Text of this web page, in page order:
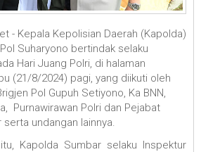
- Kepala Kepolisian Daerah (Kapolda)
Suharyono bertindak selaku
Hari Juang Polri, di halaman
(21/8/2024) pagi, yang diikuti oleh
Pol Gupuh Setiyono, Ka BNN,
Purnawirawan Polri dan Pejabat
undangan lainnya.
Kapolda Sumbar selaku Inspektur